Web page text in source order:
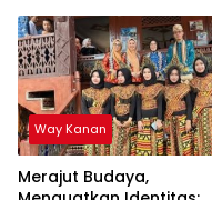
Way Kanan
Merajut Budaya,